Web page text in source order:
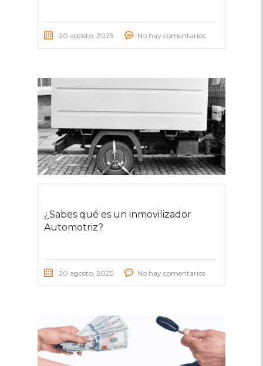
20 agosto, 2025 No hay comentarios
¿Sabes qué es un inmovilizador
Automotriz?
20 agosto, 2025 No hay comentarios